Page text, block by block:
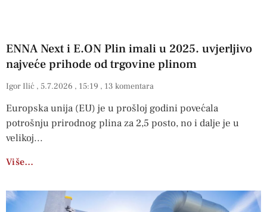
ENNA Next i E.ON Plin imali u 2025. uvjerljivo
najveće prihode od trgovine plinom
Igor Ilić 5.7.2026 15:19 13 komentara
Europska unija (EU) je u prošloj godini povećala
potrošnju prirodnog plina za 2,5 posto, no i dalje je u
velikoj
Više…